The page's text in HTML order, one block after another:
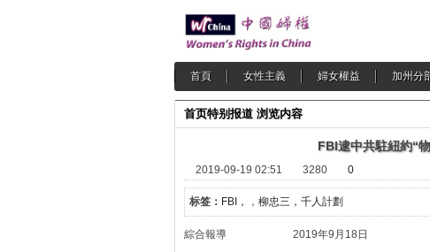
首頁 女性主義 婦女權益 加州分
首页特别报道 浏览内容
FBI逮中共駐紐約“
2019-09-19 02:51 3280 0
标签： FBI， ， 柳忠三，千人計劃
綜合報導 2019年9月18日